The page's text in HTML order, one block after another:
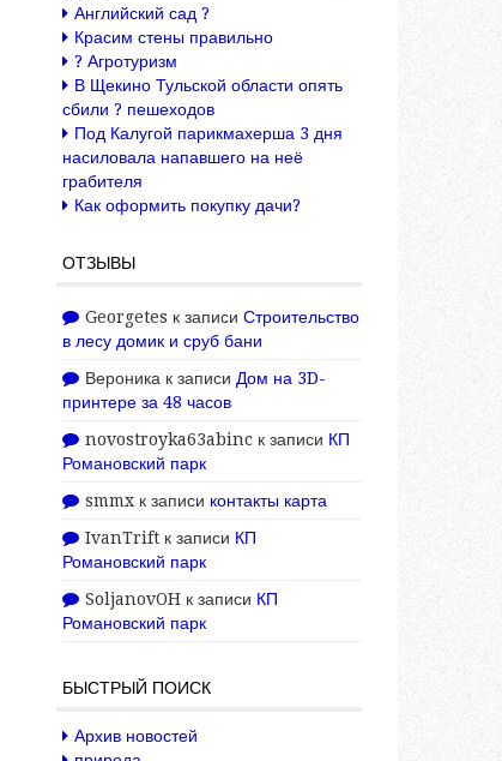
Английский сад ?
Красим стены правильно
? Агротуризм
В Щекино Тульской области опять
сбили ? пешеходов
Под Калугой парикмахерша 3 дня
насиловала напавшего на неё
грабителя
Как оформить покупку дачи?
ОТЗЫВЫ
Georgetes к записи Строительство
в лесу домик и сруб бани
Вероника к записи Дом на 3D-
принтере за 48 часов
novostroyka63abinc к записи КП
Романовский парк
smmx к записи контакты карта
IvanTrift к записи КП
Романовский парк
SoljanovOH к записи КП
Романовский парк
БЫСТРЫЙ ПОИСК
Архив новостей